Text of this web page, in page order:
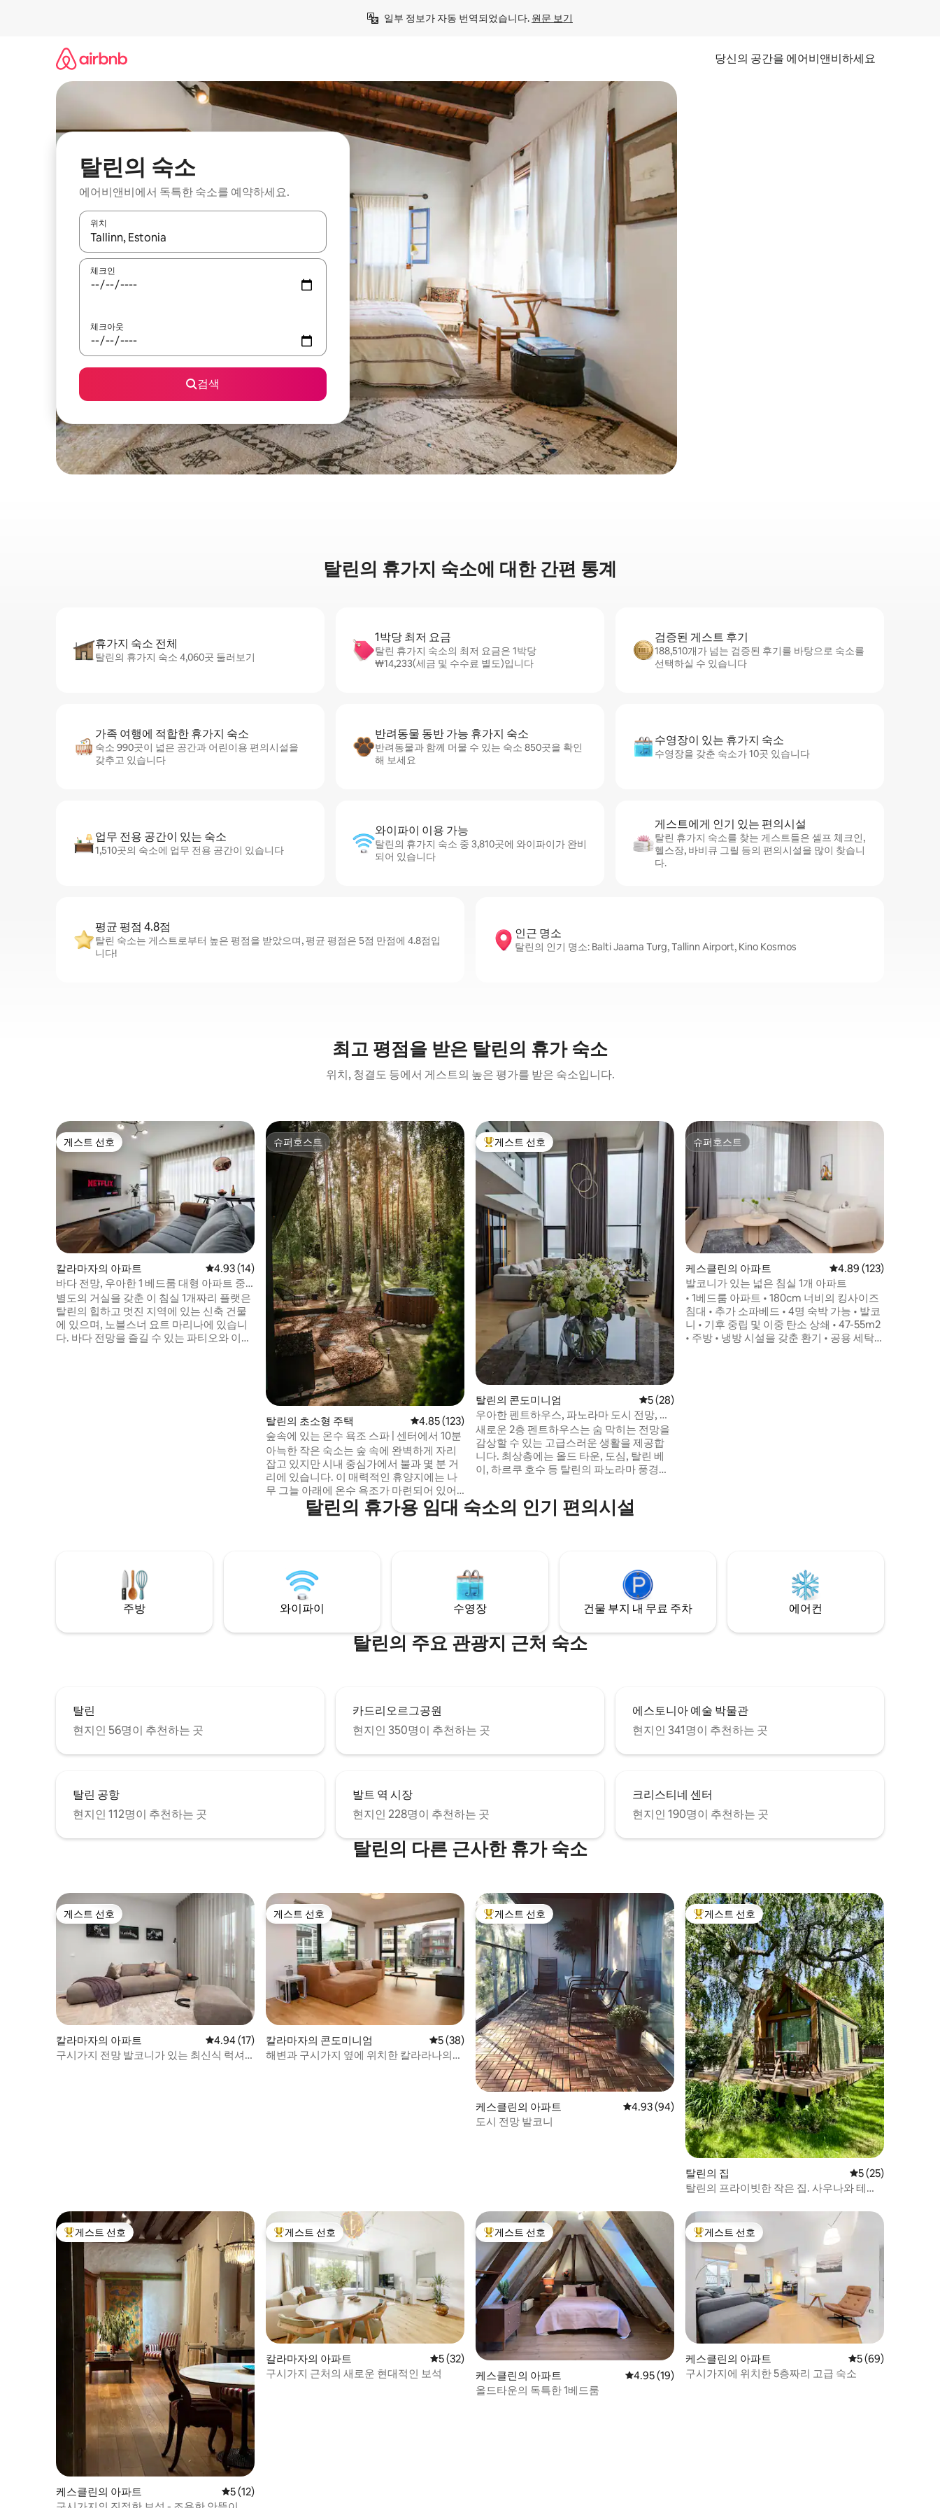
일부 정보가 자동 번역되었습니다. 원문 보기
당신의 공간을 에어비앤비하세요
탈린의 숙소
에어비앤비에서 독특한 숙소를 예약하세요.
위치
결과가 나오면 위·아래 화살표 키를 사용하거나 터치 또는 스와이프 동작으로 탐색하세요.
체크인
체크아웃
검색
탈린의 휴가지 숙소에 대한 간편 통계
휴가지 숙소 전체
탈린의 휴가지 숙소 4,060곳 둘러보기
1박당 최저 요금
탈린 휴가지 숙소의 최저 요금은 1박당
₩14,233(세금 및 수수료 별도)입니다
검증된 게스트 후기
188,510개가 넘는 검증된 후기를 바탕으로 숙소를
선택하실 수 있습니다
가족 여행에 적합한 휴가지 숙소
숙소 990곳이 넓은 공간과 어린이용 편의시설을
갖추고 있습니다
반려동물 동반 가능 휴가지 숙소
반려동물과 함께 머물 수 있는 숙소 850곳을 확인
해 보세요
수영장이 있는 휴가지 숙소
수영장을 갖춘 숙소가 10곳 있습니다
업무 전용 공간이 있는 숙소
1,510곳의 숙소에 업무 전용 공간이 있습니다
와이파이 이용 가능
탈린의 휴가지 숙소 중 3,810곳에 와이파이가 완비
되어 있습니다
게스트에게 인기 있는 편의시설
탈린 휴가지 숙소를 찾는 게스트들은 셀프 체크인,
헬스장, 바비큐 그릴 등의 편의시설을 많이 찾습니
다.
평균 평점 4.8점
탈린 숙소는 게스트로부터 높은 평점을 받았으며, 평균 평점은 5점 만점에 4.8점입
니다!
인근 명소
탈린의 인기 명소: Balti Jaama Turg, Tallinn Airport, Kino Kosmos
최고 평점을 받은 탈린의 휴가 숙소
위치, 청결도 등에서 게스트의 높은 평가를 받은 숙소입니다.
게스트 선호
게스트 선호
칼라마자의 아파트 평점 4.93점(5점 만점), 후기 14개
4.93 (14)
바다 전망, 우아한 1 베드룸 대형 아파트 중
심가 근처
별도의 거실을 갖춘 이 침실 1개짜리 플랫은
탈린의 힙하고 멋진 지역에 있는 신축 건물
에 있으며, 노블스너 요트 마리나에 있습니
다. 바다 전망을 즐길 수 있는 파티오와 이글
슈퍼호스트
슈퍼호스트
탈린의 초소형 주택 평점 4.85점(5점 만점), 후기 123개
4.85 (123)
숲속에 있는 온수 욕조 스파 | 센터에서 10분
아늑한 작은 숙소는 숲 속에 완벽하게 자리
잡고 있지만 시내 중심가에서 불과 몇 분 거
리에 있습니다. 이 매력적인 휴양지에는 나
무 그늘 아래에 온수 욕조가 마련되어 있어
현지 새들의 부드러운 노래를 들으며 휴식
을 취할 수 있습니다. 내부에는 시설이 잘 갖
를 이루는 곳을 찾는 커플이나 솔로 모험가
에게 이상적인 이 작은 집은 활기찬 숙박을
약속합니다.
상위 게스트 선호
게스트 선호
탈린의 콘도미니엄 평점 5점(5점 만점), 후기 28개
5 (28)
우아한 펜트하우스, 파노라마 도시 전망, 사
우나.
새로운 2층 펜트하우스는 숨 막히는 전망을
감상할 수 있는 고급스러운 생활을 제공합
니다. 최상층에는 올드 타운, 도심, 탈린 베
이, 하르쿠 호수 등 탈린의 파노라마 풍경이
에어컨이 설치되어 있습니다. 2층에는 멋진
전망을 자랑하는 유리벽의 전용 사우나가
슈퍼호스트
슈퍼호스트
케스클린의 아파트 평점 4.89점(5점 만점),
4.89 (123)
발코니가 있는 넓은 침실 1개 아파트
• 1베드룸 아파트 • 180cm 너비의 킹사이즈
침대 • 추가 소파베드 • 4명 숙박 가능 • 발코
니 • 기후 중립 및 이중 탄소 상쇄 • 47-55m2
• 주방 • 냉방 시설을 갖춘 환기 • 공용 세탁
탈린의 휴가용 임대 숙소의 인기 편의시설
주방 와이파이 수영장 건물 부지 내 무료 주차 에어컨
탈린의 주요 관광지 근처 숙소
탈린
현지인 56명이 추천하는 곳
카드리오르그공원
현지인 350명이 추천하는 곳
에스토니아 예술 박물관
현지인 341명이 추천하는 곳
탈린 공항
현지인 112명이 추천하는 곳
발트 역 시장
현지인 228명이 추천하는 곳
크리스티네 센터
현지인 190명이 추천하는 곳
탈린의 다른 근사한 휴가 숙소
게스트 선호
게스트 선호
칼라마자의 아파트 평점 4.94점(5점 만점), 후기 17개
4.94 (17)
구시가지 전망 발코니가 있는 최신식 럭셔
게스트 선호
게스트 선호
칼라마자의 콘도미니엄 평점 5점(5점 만점), 후기 38개
5 (38)
해변과 구시가지 옆에 위치한 칼라라나의
상위 게스트 선호
게스트 선호
케스클린의 아파트 평점 4.93점(5점 만점), 후기 94개
4.93 (94)
도시 전망 발코니
상위 게스트 선호
게스트 선호
탈린의 집 평점 5점(5점 만점
5 (25)
탈린의 프라이빗한 작은 집. 사우나와 테라
상위 게스트 선호
게스트 선호
케스클린의 아파트 평점 5점(5점 만점), 후기 12개
5 (12)
상위 게스트 선호
게스트 선호
칼라마자의 아파트 평점 5점(5점 만점), 후기 32개
5 (32)
구시가지 근처의 새로운 현대적인 보석
상위 게스트 선호
게스트 선호
케스클린의 아파트 평점 4.95점(5점 만점), 후기 19개
4.95 (19)
올드타운의 독특한 1베드룸
상위 게스트 선호
게스트 선호
케스클린의 아파트 평점 5점(5점 만점),
5 (69)
구시가지에 위치한 5층짜리 고급 숙소